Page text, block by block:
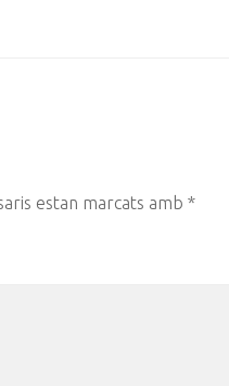
estan marcats amb *